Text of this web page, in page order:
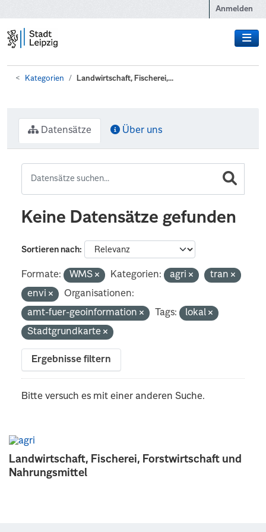
Anmelden
Kategorien Landwirtschaft, Fischerei,...
Landwirtschaft, Fischerei, Forstwirtschaft und
Nahrungsmittel
Datensätze Über uns
Keine Datensätze gefunden
Sortieren nach
Formate: WMS Kategorien: agri
tran
envi
Organisationen:
amt-fuer-geoinformation
Tags:
lokal
Stadtgrundkarte
Ergebnisse filtern
Bitte versuch es mit einer anderen Suche.